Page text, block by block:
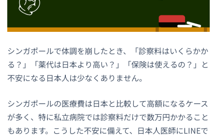
シンガポールで体調を崩したとき、「診察料はいくらかか
る？」「薬代は日本より高い？」「保険は使えるの？」と
不安になる日本人は少なくありません。
シンガポールの医療費は日本と比較して高額になるケース
が多く、特に私立病院では診察料だけで数万円かかること
もあります。こうした不安に備えて、日本人医師にLINEで